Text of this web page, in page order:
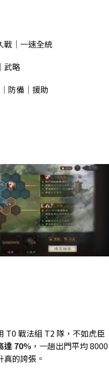
戰｜一速全統
武略
防備｜援助
T0 戰法組 T2 隊，不如虎臣
達 70% ，一趟出門平均 8000
的誇張。